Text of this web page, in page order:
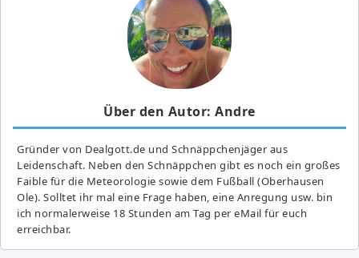
Über den Autor: Andre
Gründer von Dealgott.de und Schnäppchenjäger aus
Leidenschaft. Neben den Schnäppchen gibt es noch ein großes
Fai­ble für die Meteorologie sowie dem Fußball (Oberhausen
Ole). Solltet ihr mal eine Frage haben, eine Anregung usw. bin
ich normalerweise 18 Stunden am Tag per eMail für euch
erreichbar.